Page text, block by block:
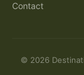
Contact
© 2026